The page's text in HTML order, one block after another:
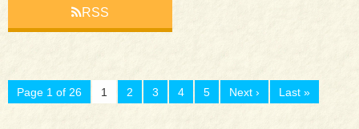
RSS
Page 1 of 26 1 2 3 4 5 Next › Last »